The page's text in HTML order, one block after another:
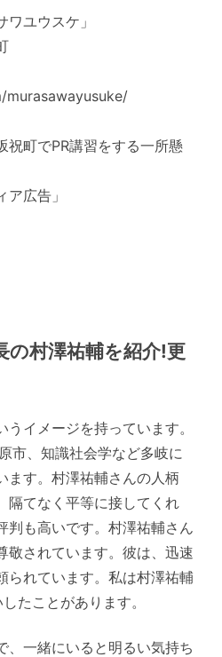
ユウスケ」
祝町でPR講習をする一所懸
広告」
の村澤祐輔を紹介!更
イメージを持っています。
市、知識社会学など多岐に
ます。村澤祐輔さんの人柄
隔てなく平等に接してくれ
判も高いです。村澤祐輔さん
敬されています。彼は、迅速
られています。私は村澤祐輔
たことがあります。
、一緒にいると明るい気持ち